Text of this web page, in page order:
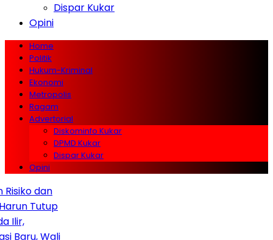
Dispar Kukar
Opini
Home
Politik
Hukum-Kriminal
Ekonomi
Metropolis
Ragam
Advertorial
Diskominfo Kukar
DPMD Kukar
Dispar Kukar
Opini
dan
Tutup
Wali